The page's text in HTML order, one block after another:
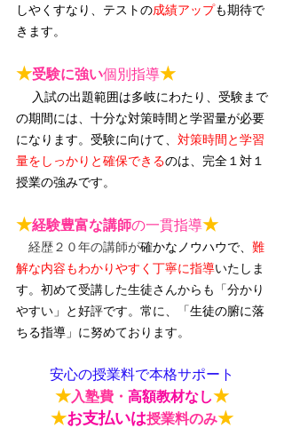
しやくすなり、テストの成績アップも期待で
きます。
★受験に強い個別指導★
入試の出題範囲は多岐にわたり、受験まで
の期間には、十分な対策時間と学習量が必要
になります。受験に向けて、 対策時間と学習
量をしっかりと確保できるのは、完全１対１
授業の強みです。
★経験豊富な講師の一貫指導★
経歴２０年の講師が確かなノウハウで、 難
解な内容もわかりやすく丁寧に指導いたしま
す。初めて受講した生徒さんからも「分かり
やすい」と好評です。常に、「生徒の腑に落
ちる指導 」に努めております。
安心の授業料で本格サポート
★入塾費・ 高額教材なし★
★お支払いは授業料のみ★